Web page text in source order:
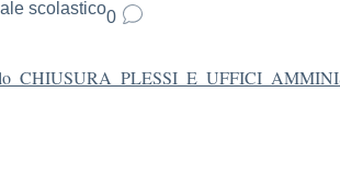
scolastico0